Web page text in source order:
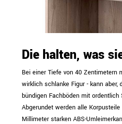
Die halten, was
Bei einer Tiefe von 40 Zentimetern
wirklich schlanke Figur - kann aber,
bündigen Fachböden mit ordentlich
Abgerundet werden alle
Millimeter starken ABS-